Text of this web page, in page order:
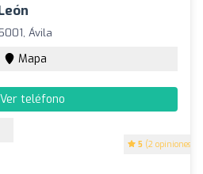
5 (2 opiniones)
Ávila
Mapa
Ver teléfono